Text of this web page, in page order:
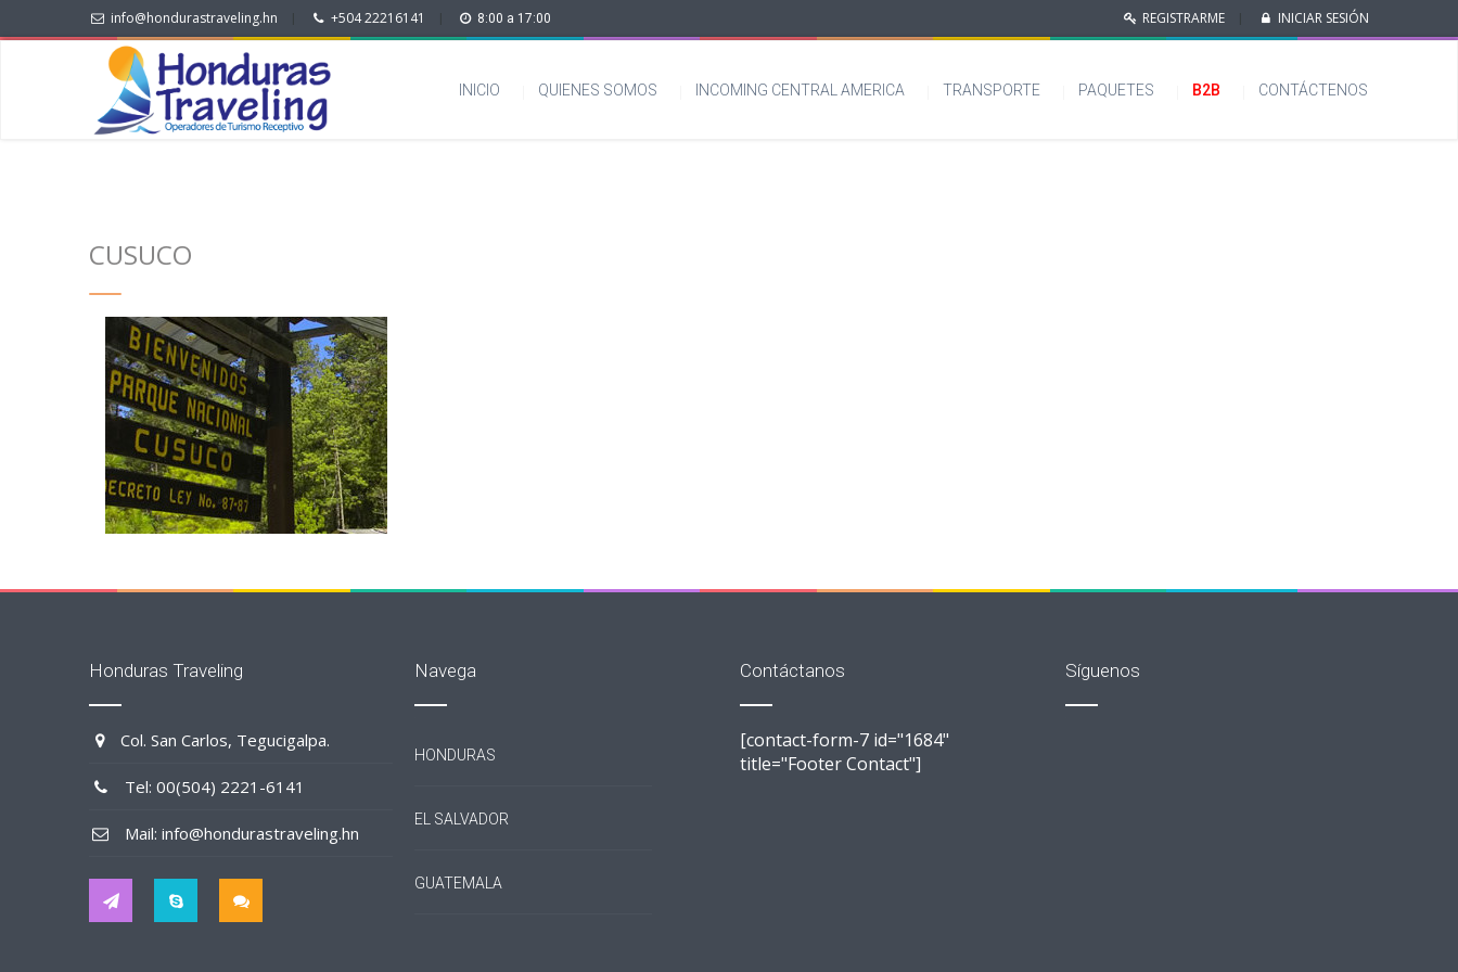
info@hondurastraveling.hn +504 22216141 8:00 a 17:00 REGISTRARME INICIAR SESIÓN
INICIO QUIENES SOMOS INCOMING CENTRAL AMERICA TRANSPORTE PAQUETES B2B CONTÁCTENOS
CUSUCO
Honduras Traveling
Col. San Carlos, Tegucigalpa.
Tel: 00(504) 2221-6141
Mail: info@hondurastraveling.hn
Navega
HONDURAS
EL SALVADOR
GUATEMALA
Contáctanos
[contact-form-7 id="1684"
title="Footer Contact"]
Síguenos